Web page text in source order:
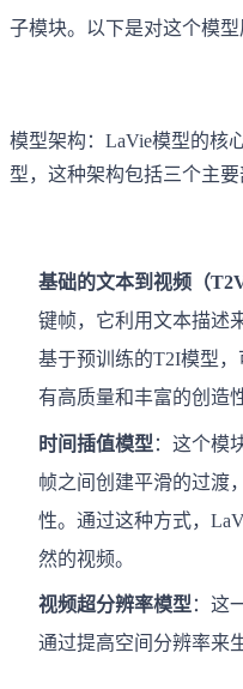
子模块。以下是对这个模型
模型架构：LaVie模型的核
型，这种架构包括三个主要
基础的文本到视频（
键帧，它利用文本描述
基于预训练的T2I模型
有高质量和丰富的创造性
时间插值模型 ：这个模
帧之间创建平滑的过渡
性。通过这种方式，
然的视频。
视频超分辨率模型 ：这
通过提高空间分辨率来